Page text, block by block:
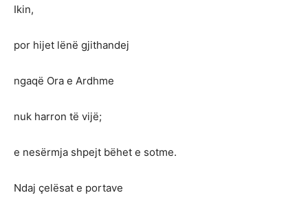
Ikin,
por hijet lënë gjithandej
ngaqë Ora e Ardhme
nuk harron të vijë;
e nesërmja shpejt bëhet e sotme.
Ndaj çelësat e portave